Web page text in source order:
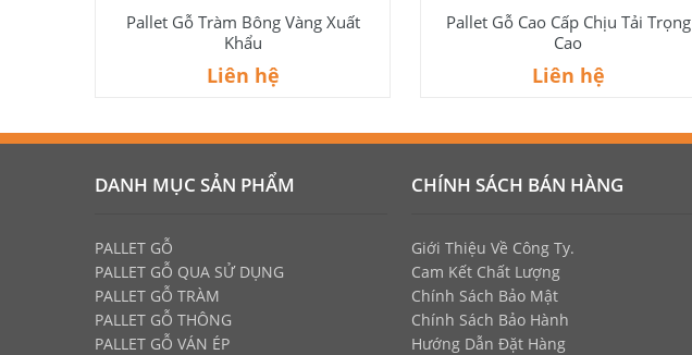
Pallet Gỗ Tràm Bông Vàng Xuất
Khẩu
Liên hệ
Pallet Gỗ Cao Cấp Chịu Tải Trọng
Cao
Liên hệ
DANH MỤC SẢN PHẨM
PALLET GỖ
PALLET GỖ QUA SỬ DỤNG
PALLET GỖ TRÀM
PALLET GỖ THÔNG
PALLET GỖ VÁN ÉP
CHÍNH SÁCH BÁN HÀNG
Giới Thiệu Về Công Ty.
Cam Kết Chất Lượng
Chính Sách Bảo Mật
Chính Sách Bảo Hành
Hướng Dẫn Đặt Hàng